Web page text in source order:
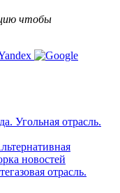
чтобы
Угольная отрасль.
новостей
отрасль.